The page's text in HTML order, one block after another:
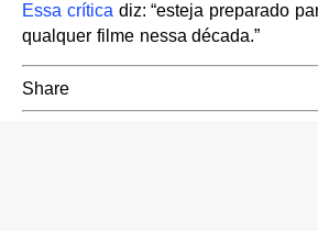
Essa crítica diz: “esteja preparado
qualquer filme nessa década.”
Share